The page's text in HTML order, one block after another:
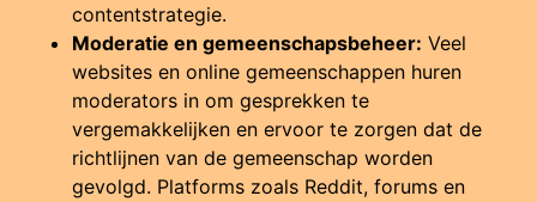
contentstrategie.
Moderatie en gemeenschapsbeheer: Veel
websites en online gemeenschappen huren
moderators in om gesprekken te
vergemakkelijken en ervoor te zorgen dat de
richtlijnen van de gemeenschap worden
gevolgd. Platforms zoals Reddit, forums en